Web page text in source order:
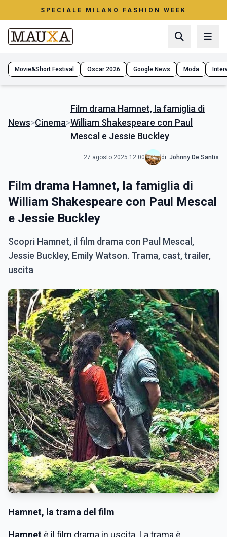
SPECIALE MILANO FASHION WEEK
Movie&Short Festival Oscar 2026 Google News Moda
News>Cinema>
Film drama Hamnet, la famiglia di
William Shakespeare con Paul
Mescal e Jessie Buckley
27 agosto 2025 12:00 di: Johnny De Santis
Film drama Hamnet, la famiglia di
William Shakespeare con Paul Mescal
e Jessie Buckley
Scopri Hamnet, il film drama con Paul Mescal,
Jessie Buckley, Emily Watson. Trama, cast, trailer,
uscita
Hamnet, la trama del film
Hamnet è il film drama in uscita. La trama è